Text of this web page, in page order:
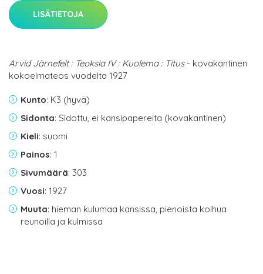
LISÄTIETOJA
Arvid Järnefelt : Teoksia IV : Kuolema : Titus- kovakantinen
kokoelmateos vuodelta 1927
Kunto: K3 (hyvä)
Sidonta: Sidottu, ei kansipapereita (kovakantinen)
Kieli: suomi
Painos: 1
Sivumäärä: 303
Vuosi: 1927
Muuta: hieman kulumaa kansissa, pienoista kolhua
reunoilla ja kulmissa